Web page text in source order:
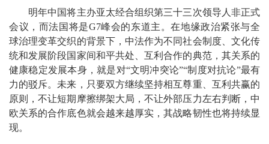
明年中国将主办亚太经合组织第三十三次领导人非正式
会议，而法国将是G7峰会的东道主。在地缘政治紧张与全
球治理变革交织的背景下，中法作为不同社会制度、文化传
统和发展阶段国家间和平共处、互利合作的典范，其关系的
健康稳定发展本身，就是对“文明冲突论”“制度对抗论”最有
力的驳斥。未来，只要双方继续坚持相互尊重、互利共赢的
原则，不让短期摩擦绑架大局，不让外部压力左右判断，中
欧关系的合作底色就会越来越厚实，其战略韧性也将持续显
现。